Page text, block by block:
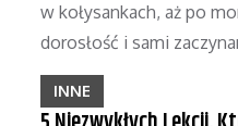
w kołysankach, aż po
dorosłość i sami
INNE